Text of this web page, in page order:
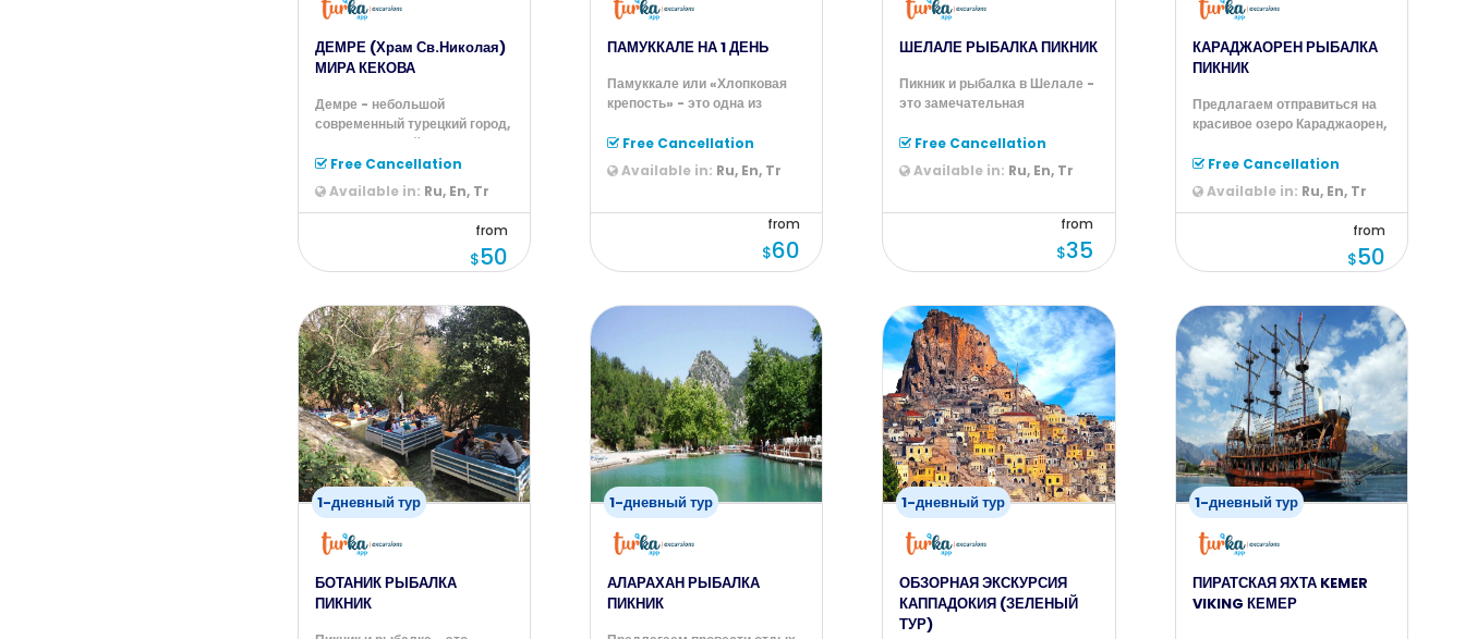
ДЕМРЕ (Храм Св.Николая)
МИРА КЕКОВА
Демре - небольшой
современный турецкий город,
расположенный рядом с тем
местом,
Free Cancellation
Available in: Ru, En, Tr
from
$50
ПАМУККАЛЕ НА 1 ДЕНЬ
Памуккале или «Хлопковая
крепость» - это одна из
красивейших д
Free Cancellation
Available in: Ru, En, Tr
from
$60
ШЕЛАЛЕ РЫБАЛКА ПИКНИК
Пикник и рыбалка в Шелале -
это замечательная
форел
Free Cancellation
Available in: Ru, En, Tr
from
$35
КАРАДЖАОРЕН РЫБАЛКА
ПИКНИК
Предлагаем отправиться на
красивое озеро Караджаорен,
Free Cancellation
Available in: Ru, En, Tr
from
$50
1-дневный тур
БОТАНИК РЫБАЛКА
ПИКНИК
1-дневный тур
АЛАРАХАН РЫБАЛКА
ПИКНИК
1-дневный тур
ОБЗОРНАЯ ЭКСКУРСИЯ
КАППАДОКИЯ (ЗЕЛЕНЫЙ
ТУР)
1-дневный тур
ПИРАТСКАЯ ЯХТА KEMER
VIKING КЕМЕР